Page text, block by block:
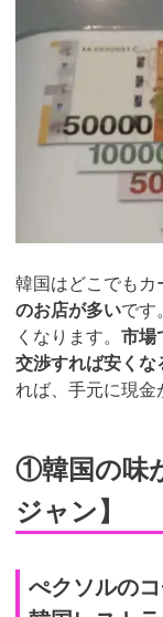
韓国はどこでもカ
のお店が多いです
くなります。 市場
交渉すれば安く
れば、手元に現金
①韓国の味
ジャン】
ぺクソルの